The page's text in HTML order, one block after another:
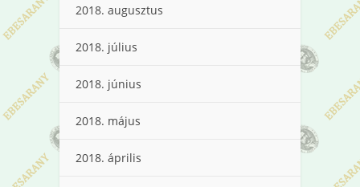
2018. augusztus
2018. július
2018. június
2018. május
2018. április